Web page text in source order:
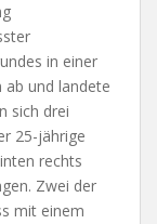
in einer
ab und landete
sich drei
25-jährige
rechts
Zwei der
mit einem